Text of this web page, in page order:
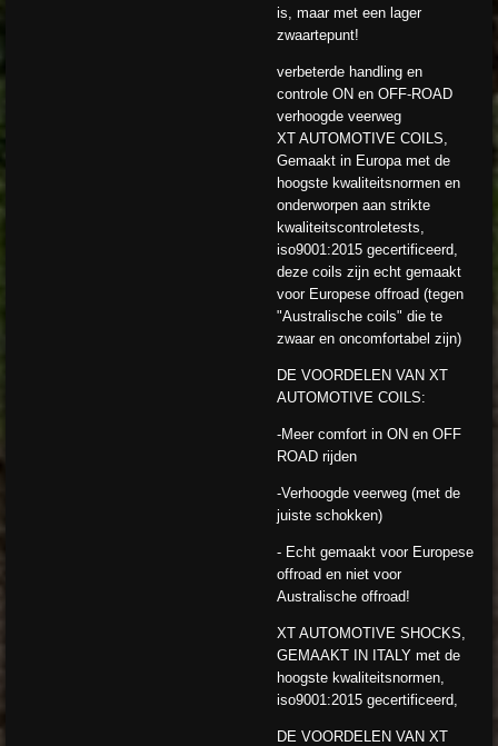
is, maar met een lager
zwaartepunt!
verbeterde handling en
controle ON en OFF-ROAD
verhoogde veerweg
XT AUTOMOTIVE COILS,
Gemaakt in Europa met de
hoogste kwaliteitsnormen en
onderworpen aan strikte
kwaliteitscontroletests,
iso9001:2015 gecertificeerd,
deze coils zijn echt gemaakt
voor Europese offroad (tegen
"Australische coils" die te
zwaar en oncomfortabel zijn)
DE VOORDELEN VAN XT
AUTOMOTIVE COILS:
-Meer comfort in ON en OFF
ROAD rijden
-Verhoogde veerweg (met de
juiste schokken)
- Echt gemaakt voor Europese
offroad en niet voor
Australische offroad!
XT AUTOMOTIVE SHOCKS,
GEMAAKT IN ITALY met de
hoogste kwaliteitsnormen,
iso9001:2015 gecertificeerd,
DE VOORDELEN VAN XT